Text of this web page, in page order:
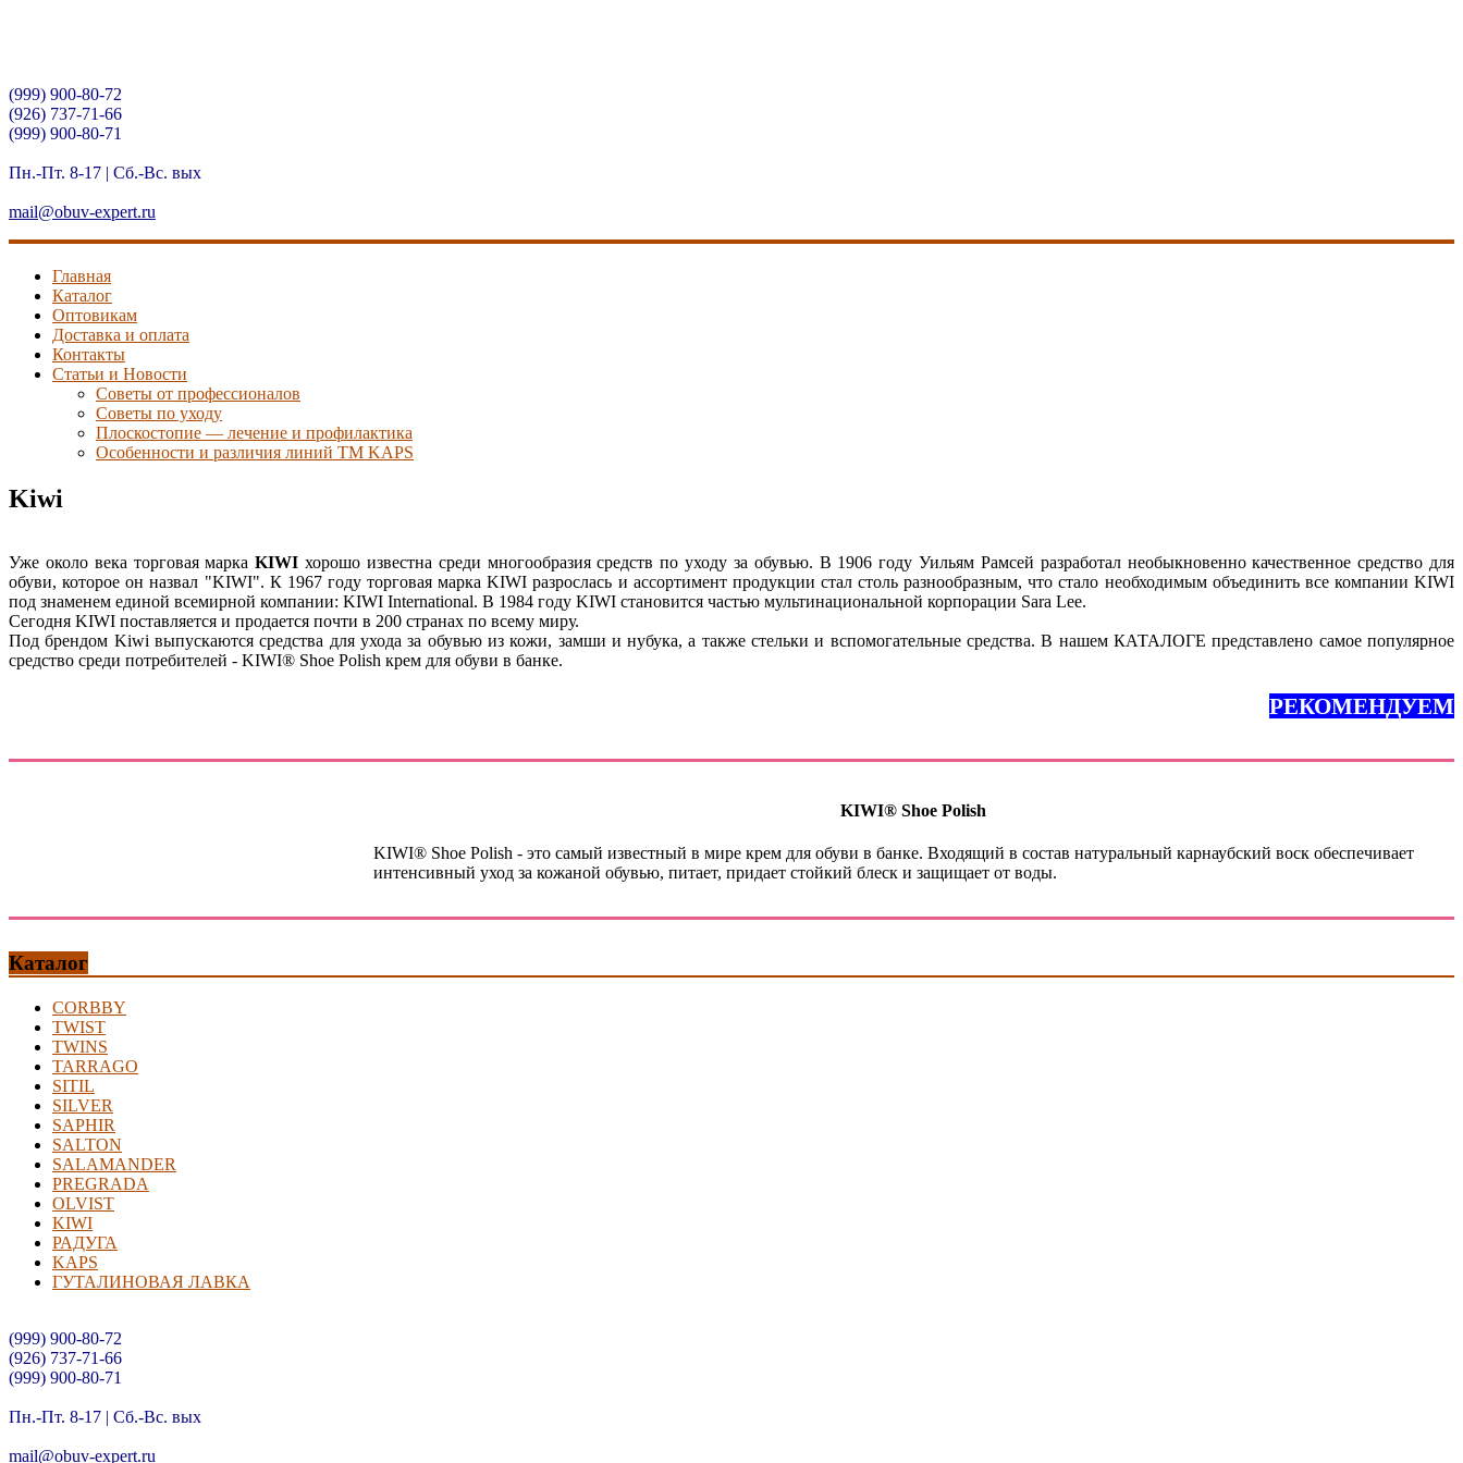
(999) 900-80-72
(926) 737-71-66
(999) 900-80-71
Пн.-Пт. 8-17 | Сб.-Вс. вых
mail@obuv-expert.ru
Главная
Каталог
Оптовикам
Доставка и оплата
Контакты
Статьи и Новости
Советы от профессионалов
Советы по уходу
Плоскостопие — лечение и профилактика
Особенности и различия линий ТМ KAPS
Kiwi
Уже около века торговая маркаKIWI хорошо известна среди многообразия средств по уходу за обувью. В 1906 году Уильям Рамсей разработал необыкновенно качественное средство для
обуви, которое он назвал "KIWI". К 1967 году торговая марка KIWI разрослась и ассортимент продукции стал столь разнообразным, что стало необходимым объединить все компании KIWI
под знаменем единой всемирной компании: KIWI International. В 1984 году KIWI становится частью мультинациональной корпорации Sara Lee.
Сегодня KIWI поставляется и продается почти в 200 странах по всему миру.
Под брендом Kiwi выпускаются средства для ухода за обувью из кожи, замши и нубука, а также стельки и вспомогательные средства. В нашем КАТАЛОГЕ представлено самое популярное
средство среди потребителей - KIWI® Shoe Polish крем для обуви в банке.
РЕКОМЕНДУЕМ
KIWI® Shoe Polish
KIWI® Shoe Polish - это самый известный в мире крем для обуви в банке. Входящий в состав натуральный карнаубский воск обеспечивает
интенсивный уход за кожаной обувью, питает, придает стойкий блеск и защищает от воды.
Каталог
CORBBY
TWIST
TWINS
TARRAGO
SITIL
SILVER
SAPHIR
SALTON
SALAMANDER
PREGRADA
OLVIST
KIWI
РАДУГА
KAPS
ГУТАЛИНОВАЯ ЛАВКА
(999) 900-80-72
(926) 737-71-66
(999) 900-80-71
Пн.-Пт. 8-17 | Сб.-Вс. вых
mail@obuv-expert.ru